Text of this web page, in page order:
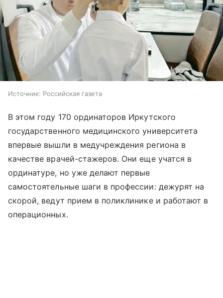
Источник: Российская газета
В этом году 170 ординаторов Иркутского
государственного медицинского университета
впервые вышли в медучреждения региона в
качестве врачей-стажеров. Они еще учатся в
ординатуре, но уже делают первые
самостоятельные шаги в профессии: дежурят на
скорой, ведут прием в поликлинике и работают в
операционных.